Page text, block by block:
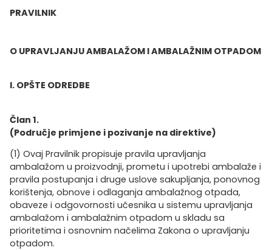
PRAVILNIK
O UPRAVLJANJU AMBALAŽOM I AMBALAŽNIM OTPADOM
I. OPŠTE ODREDBE
Član 1.
(Područje primjene i pozivanje na direktive)
(1) Ovaj Pravilnik propisuje pravila upravljanja
ambalažom u proizvodnji, prometu i upotrebi ambalaže i
pravila postupanja i druge uslove sakupljanja, ponovnog
korištenja, obnove i odlaganja ambalažnog otpada,
obaveze i odgovornosti učesnika u sistemu upravljanja
ambalažom i ambalažnim otpadom u skladu sa
prioritetima i osnovnim načelima Zakona o upravljanju
otpadom.